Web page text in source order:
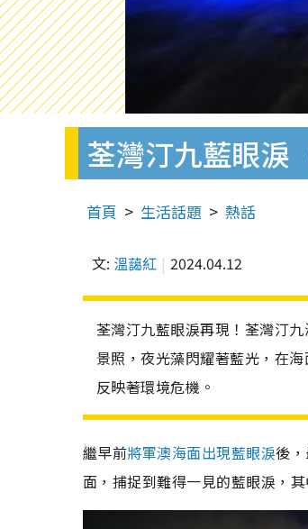
荃灣汀九藍眼淚
首頁 生活話題 熱話
文: 溫藹紅 2024.04.12
荃灣汀九藍眼淚再現！荃灣汀
景照，夜光藻閃耀著藍光，在
反映著環境危機。
繼早前將軍澳海面出現藍眼淚後
面，捕捉到難得一見的藍眼淚，